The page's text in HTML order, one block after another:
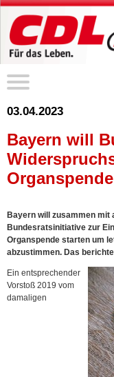
03.04.2023
Bayern will
Bayern will zusammen mit
Bundesratsinitiative zur
Organspende starten um
abzustimmen. Das
Ein entsprechender
Vorstoß 2019 vom
damaligen